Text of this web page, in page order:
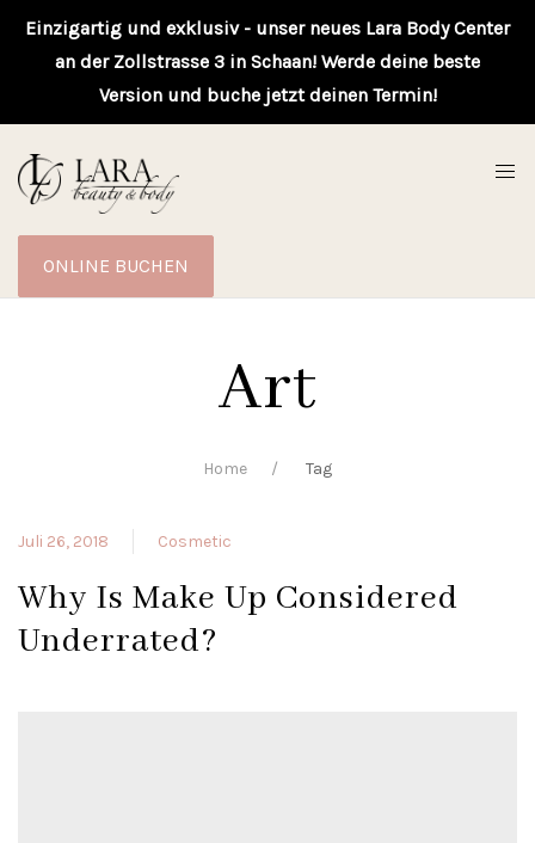
Einzigartig und exklusiv - unser neues Lara Body Center
an der Zollstrasse 3 in Schaan! Werde deine beste
Version und buche jetzt deinen Termin!
ONLINE BUCHEN
Art
Home Tag
Juli 26, 2018 Cosmetic
Why Is Make Up Considered
Underrated?